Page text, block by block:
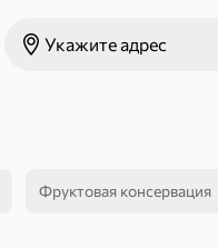
Укажите адрес
Фруктовая консервация